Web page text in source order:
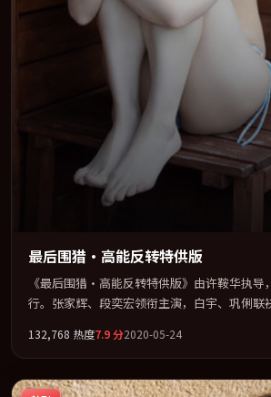
最后围猎·高能反转特供版
《最后围猎·高能反转特供版》由许鞍华执导
行。张家辉、段奕宏领衔主演，白宇、巩俐联
叙事、表演与视听上力求统一。定于 2020-04-
平台同步亮相，2020 年度话题片中口碑稳健
物弧光的观众完整观看。
132,768 热度7.9分2020-05-24